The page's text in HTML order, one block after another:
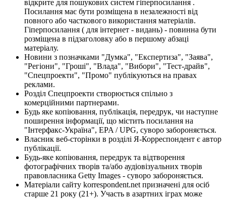
відкрите для пошукових систем гіперпосилання .
Посилання має бути розміщена в незалежності від
повного або часткового використання матеріалів.
Гіперпосилання ( для інтернет - видань) - повинна бути
розміщена в підзаголовку або в першому абзаці
матеріалу.
Новини з позначками "Думка", "Експертиза", "Заява",
"Регіони", "Гроші", "Влада", "Вибори", "Тест-драйв",
"Спецпроекти", "Промо" публікуються на правах
реклами.
Розділ Спецпроекти створюється спільно з
комерційними партнерами.
Будь яке копіювання, публікація, передрук, чи наступне
поширення інформації, що містить посилання на
"Інтерфакс-Україна", EPA / UPG, суворо забороняється.
Власник веб-сторінки в розділі Я-Корреспондент є автор
публікації.
Будь-яке копіювання, передрук та відтворення
фотографічних творів та/або аудіовізуальних творів
правовласника Getty Images - суворо забороняється.
Матеріали сайту korrespondent.net призначені для осіб
старше 21 року (21+). Участь в азартних іграх може